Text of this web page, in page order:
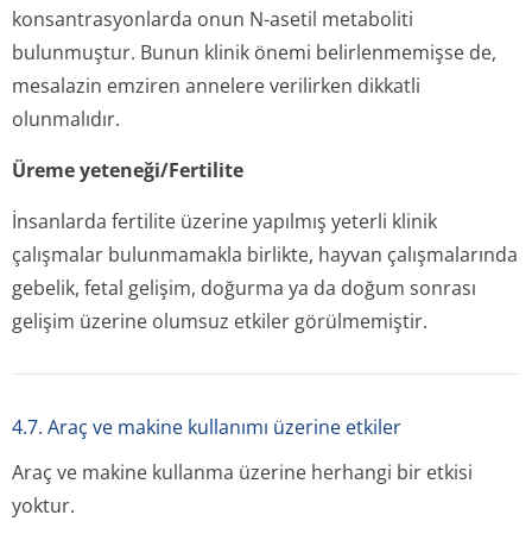
konsantrasyonlarda onun N-asetil metaboliti
bulunmuştur. Bunun klinik önemi belirlenmemişse de,
mesalazin emziren annelere verilirken dikkatli
olunmalıdır.
Üreme yeteneği/Fertilite
İnsanlarda fertilite üzerine yapılmış yeterli klinik
çalışmalar bulunmamakla birlikte, hayvan çalışmalarında
gebelik, fetal gelişim, doğurma ya da doğum sonrası
gelişim üzerine olumsuz etkiler görülmemiştir.
4.7. Araç ve makine kullanımı üzerine etkiler
Araç ve makine kullanma üzerine herhangi bir etkisi
yoktur.